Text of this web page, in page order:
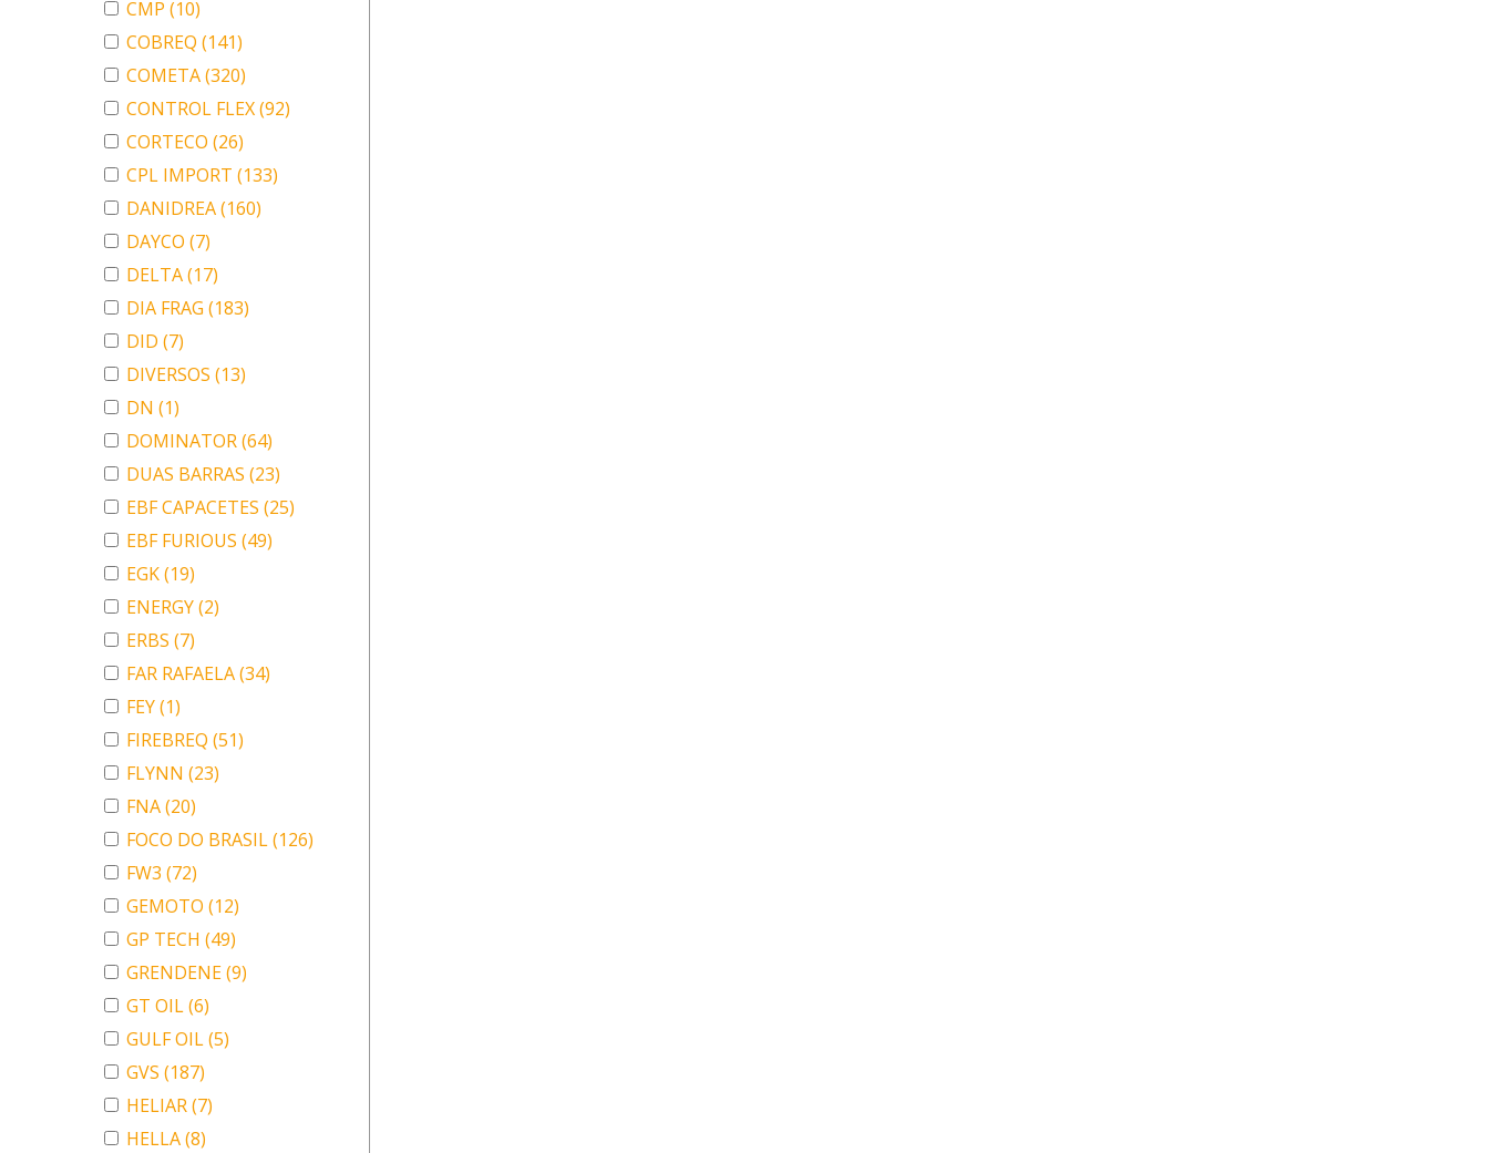
CMP (10)
COBREQ (141)
COMETA(320)
CONTROL FLEX(92)
CORTECO (26)
CPL IMPORT (133)
DANIDREA(160)
DAYCO (7)
DELTA(17)
DIA FRAG (183)
DID (7)
DIVERSOS (13)
DN (1)
DOMINATOR(64)
DUAS BARRAS (23)
EBF CAPACETES (25)
EBF FURIOUS (49)
EGK(19)
ENERGY(2)
ERBS (7)
FAR RAFAELA(34)
FEY(1)
FIREBREQ (51)
FLYNN (23)
FNA(20)
FOCO DO BRASIL(126)
FW3 (72)
GEMOTO (12)
GP TECH (49)
GRENDENE(9)
GT OIL(6)
GULF OIL(5)
GVS (187)
HELIAR(7)
HELLA(8)